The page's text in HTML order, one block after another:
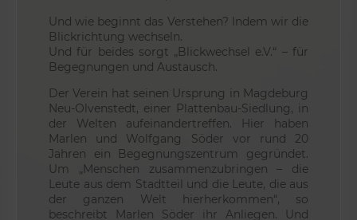
Und wie beginnt das Verstehen? Indem wir die
Blickrichtung wechseln.
Und für beides sorgt „Blickwechsel e.V.“ – für
Begegnungen und Austausch.
Der Verein hat seinen Ursprung in Magdeburg
Neu-Olvenstedt, einer Plattenbau-Siedlung, in
der Welten aufeinandertreffen. Hier haben
Marlen und Wolfgang Söder vor rund 20
Jahren ein Begegnungszentrum gegründet.
Um „Menschen zusammenzubringen – die
Leute aus dem Stadtteil und die Leute, die aus
der ganzen Welt hierherkommen“, so
beschreibt Marlen Söder ihr Anliegen. Und